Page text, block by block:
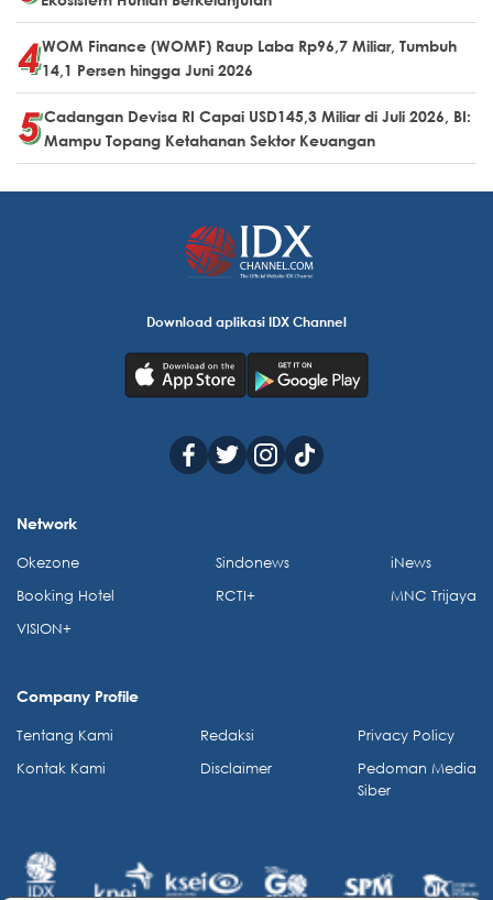
WOM Finance (WOMF) Raup Laba Rp96,7 Miliar, Tumbuh
14,1 Persen hingga Juni 2026
Cadangan Devisa RI Capai USD145,3 Miliar di Juli 2026, BI:
Mampu Topang Ketahanan Sektor Keuangan
Download aplikasi IDX Channel
Network
Okezone
Booking Hotel
VISION+
Sindonews
RCTI+
iNews
MNC Trijaya
Company Profile
Tentang Kami
Kontak Kami
Redaksi
Disclaimer
Privacy Policy
Pedoman Media
Siber